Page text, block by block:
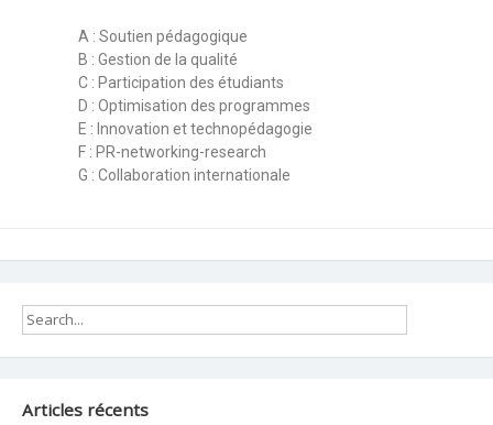
A : Soutien pédagogique
B : Gestion de la qualité
C : Participation des étudiants
D : Optimisation des programmes
E : Innovation et technopédagogie
F : PR-networking-research
G : Collaboration internationale
Articles récents